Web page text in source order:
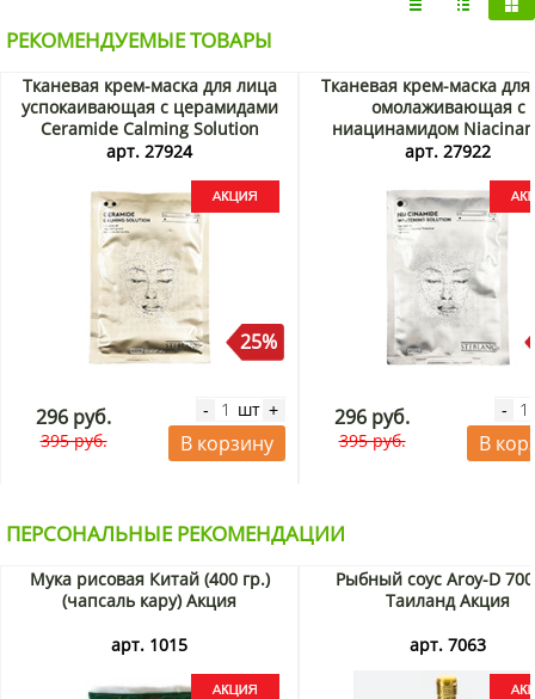
РЕКОМЕНДУЕМЫЕ ТОВАРЫ
Тканевая крем-маска для лица
успокаивающая с церамидами
Ceramide Calming Solution
Creamy Mask Steblanc, Корея, 25
арт. 27924
25%
296 руб.
395 руб.
- шт +
В корзину
Тканевая крем-маска
омолаживающая с
ниацинамидом
Whitening Solution
арт. 27922
296 руб.
395 руб.
-
В
ПЕРСОНАЛЬНЫЕ РЕКОМЕНДАЦИИ
Мука рисовая Китай (400 гр.)
(чапсаль кару) Акция
арт. 1015
Рыбный соус Aroy-D
Таиланд Акция
арт. 7063